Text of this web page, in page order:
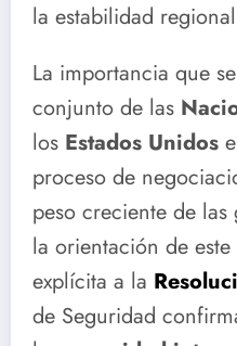
la estabilidad
La importancia que
conjunto de las
los Estados Unidos
proceso de
peso creciente de
la orientación de
explícita a la
de Seguridad